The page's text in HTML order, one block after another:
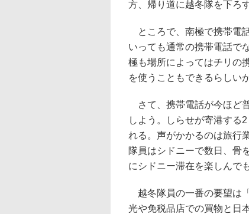
方、帰り道に越冬隊を下ろ
ところで、南極で携帯電
いっても通常の携帯電話で
極も場所によってはチリの
を使うこともできるらしい
さて、携帯電話が今ほど
しよう。しらせが寄港する
れる。声がかかるのは旅行
隊員はシドニーで数日、骨
にシドニー滞在を楽しんで
越冬隊員の一番の要望は
光や免税品店での買物と日